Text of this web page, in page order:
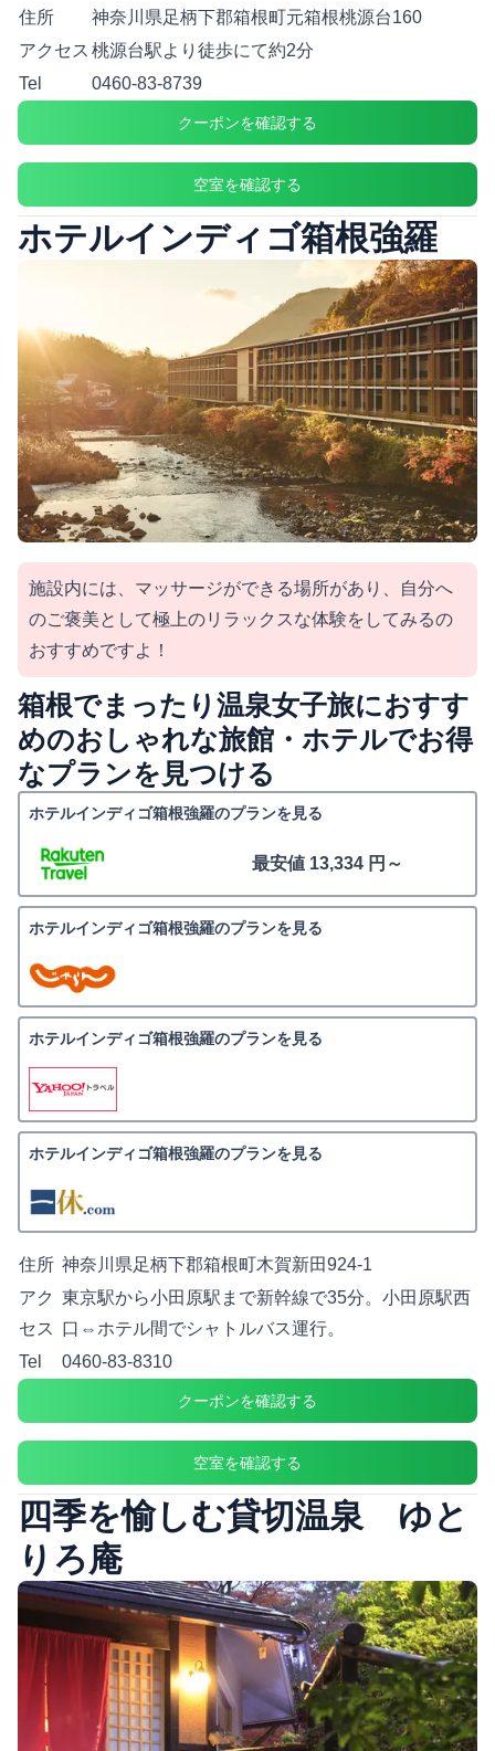
住所
神奈川県足柄下郡箱根町元箱根桃源台160
アクセス 桃源台駅より徒歩にて約2分
Tel
0460-83-8739
クーポンを確認する
空室を確認する
ホテルインディゴ箱根強羅
施設内には、マッサージができる場所があり、自分へ
のご褒美として極上のリラックスな体験をしてみるの
おすすめですよ！
箱根でまったり温泉女子旅におすす
めのおしゃれな旅館・ホテルでお得
なプランを見つける
ホテルインディゴ箱根強羅のプランを見る
最安値 13,334 円～
ホテルインディゴ箱根強羅のプランを見る
ホテルインディゴ箱根強羅のプランを見る
ホテルインディゴ箱根強羅のプランを見る
住所 神奈川県足柄下郡箱根町木賀新田924-1
アク
セス
東京駅から小田原駅まで新幹線で35分。小田原駅西
口⇔ホテル間でシャトルバス運行。
Tel
0460-83-8310
クーポンを確認する
空室を確認する
四季を愉しむ貸切温泉 ゆと
りろ庵